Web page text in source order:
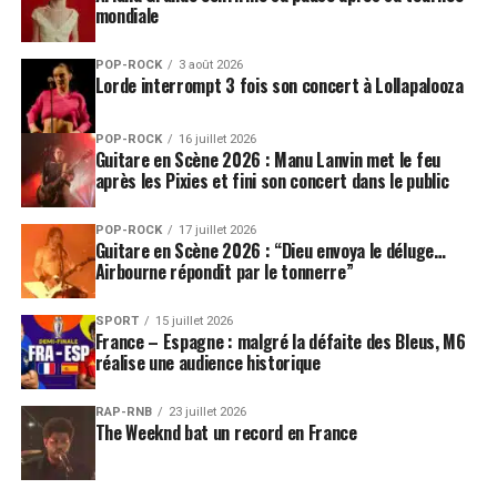
mondiale
POP-ROCK 3 août 2026
Lorde interrompt 3 fois son concert à Lollapalooza
POP-ROCK 16 juillet 2026
Guitare en Scène 2026 : Manu Lanvin met le feu
après les Pixies et fini son concert dans le public
POP-ROCK 17 juillet 2026
Guitare en Scène 2026 : “Dieu envoya le déluge…
Airbourne répondit par le tonnerre”
SPORT 15 juillet 2026
France – Espagne : malgré la défaite des Bleus, M6
réalise une audience historique
RAP-RNB 23 juillet 2026
The Weeknd bat un record en France